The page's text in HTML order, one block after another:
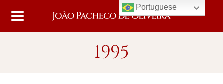
1995
Portuguese